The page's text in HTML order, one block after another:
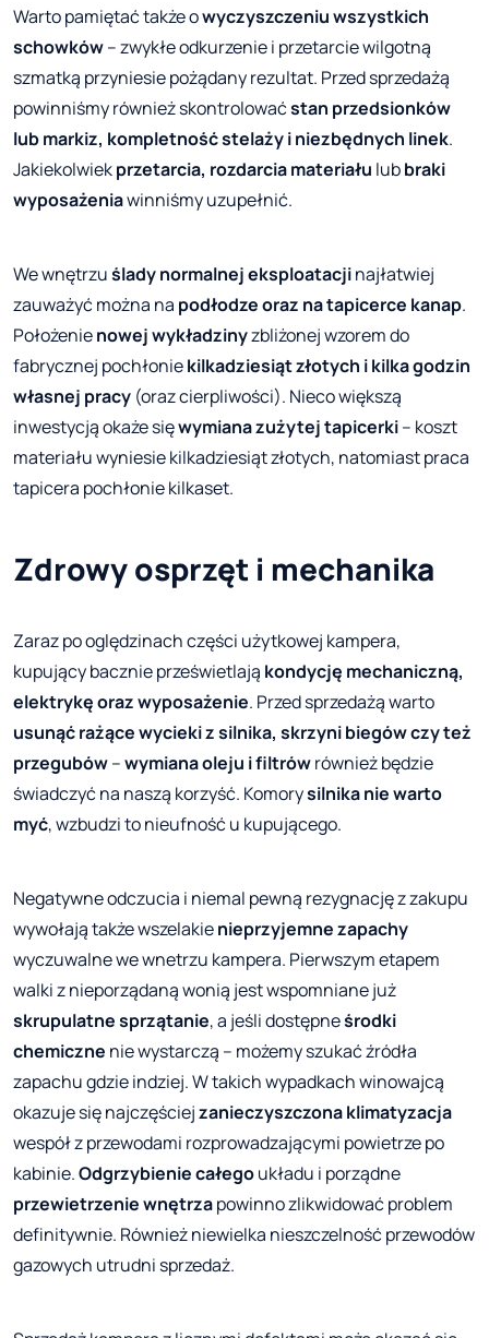
Warto pamiętać także owyczyszczeniu wszystkich
schowków– zwykłe odkurzenie i przetarcie wilgotną
szmatką przyniesie pożądany rezultat. Przed sprzedażą
powinniśmy również skontrolowaćstan przedsionków
lub markiz, kompletność stelaży i niezbędnych linek.
Jakiekolwiekprzetarcia, rozdarcia materiału lubbraki
wyposażeniawinniśmy uzupełnić.
We wnętrzuślady normalnej eksploatacjinajłatwiej
zauważyć można na podłodze oraz na tapicerce kanap.
Położenienowej wykładzinyzbliżonej wzorem do
fabrycznej pochłoniekilkadziesiąt złotych i kilka godzin
własnej pracy (oraz cierpliwości). Nieco większą
inwestycją okaże sięwymiana zużytej tapicerki– koszt
materiału wyniesie kilkadziesiąt złotych, natomiast praca
tapicera pochłonie kilkaset.
Zdrowy osprzęt i mechanika
Zaraz po oględzinach części użytkowej kampera,
kupujący bacznie prześwietlają kondycję mechaniczną,
elektrykę oraz wyposażenie. Przed sprzedażą warto
usunąć rażące wycieki z silnika, skrzyni biegów czy też
przegubów–wymiana oleju i filtrówrównież będzie
świadczyć na naszą korzyść. Komorysilnika nie warto
myć, wzbudzi to nieufność u kupującego.
Negatywne odczucia i niemal pewną rezygnację z zakupu
wywołają także wszelakienieprzyjemne zapachy
wyczuwalne we wnetrzu kampera. Pierwszym etapem
walki z nieporządaną wonią jest wspomniane już
skrupulatne sprzątanie, a jeśli dostępneśrodki
chemiczne nie wystarczą – możemy szukać źródła
zapachu gdzie indziej. W takich wypadkach winowajcą
okazuje się najczęściejzanieczyszczona klimatyzacja
wespół z przewodami rozprowadzającymi powietrze po
kabinie.Odgrzybienie całegoukładu i porządne
przewietrzenie wnętrzapowinno zlikwidować problem
definitywnie. Również niewielka nieszczelność przewodów
gazowych utrudni sprzedaż.